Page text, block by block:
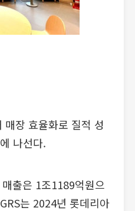
매장 효율화로 질적 성
나선다.
출은 1조1189억원으
는 2024년 롯데리아